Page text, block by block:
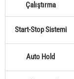
Çalıştırma
Start-Stop Sistemi
Auto Hold